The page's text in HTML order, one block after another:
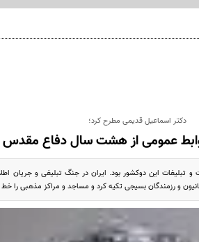
دکتر اسماعیل قدیمی مطرح کرد؛
عمومی از هشت سال دفاع‌ مقدس
تبلیغات این دوکشور بود. ایران در جنگ تبلیغی و جریان
و رزمندگان بسیجی تکیه کرد و مساجد و مراکز مذهبی را خط